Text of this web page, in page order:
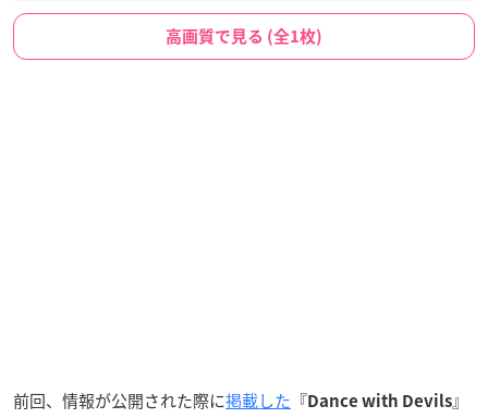
高画質で見る (全1枚)
前回、情報が公開された際に掲載した 『Dance with Devils』